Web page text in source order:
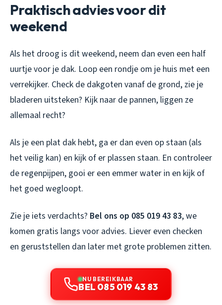
Praktisch advies voor dit
weekend
Als het droog is dit weekend, neem dan even een half
uurtje voor je dak. Loop een rondje om je huis met een
verrekijker. Check de dakgoten vanaf de grond, zie je
bladeren uitsteken? Kijk naar de pannen, liggen ze
allemaal recht?
Als je een plat dak hebt, ga er dan even op staan (als
het veilig kan) en kijk of er plassen staan. En controleer
de regenpijpen, gooi er een emmer water in en kijk of
het goed wegloopt.
Zie je iets verdachts? Bel ons op 085 019 43 83, we
komen gratis langs voor advies. Liever even checken
en geruststellen dan later met grote problemen zitten.
NU BEREIKBAAR
BEL 085 019 43 83